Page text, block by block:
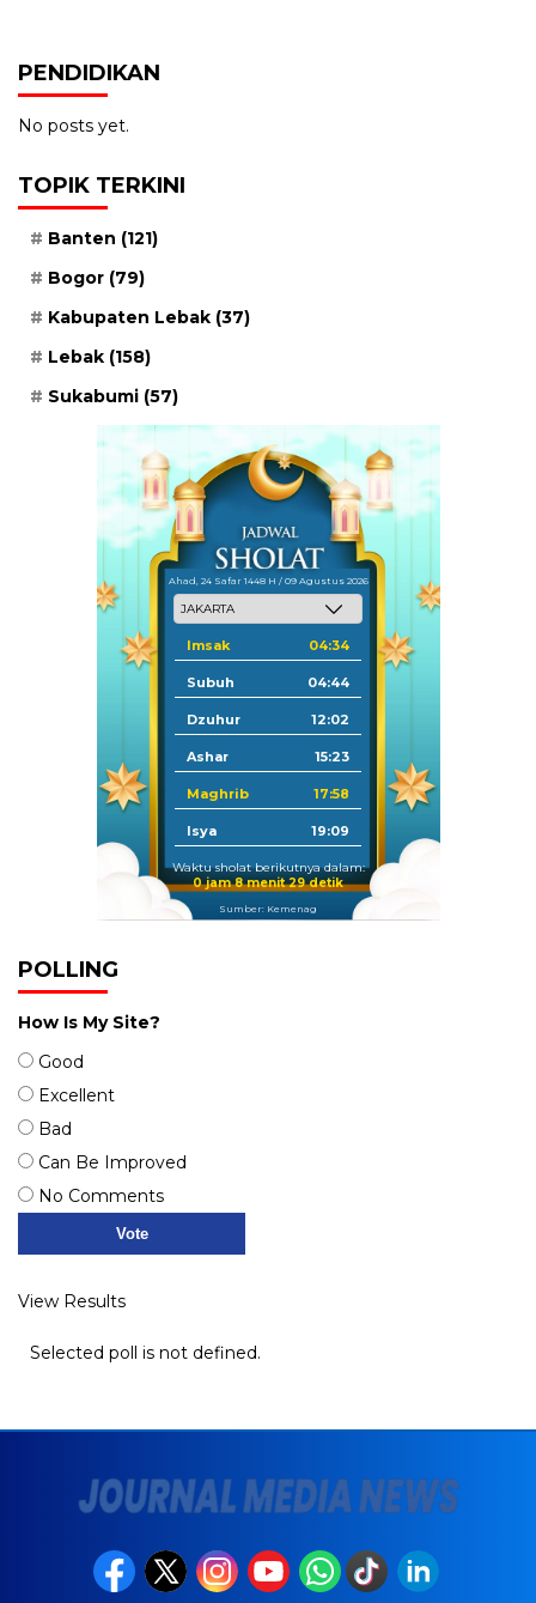
PENDIDIKAN
No posts yet.
TOPIK TERKINI
Banten (121)
Bogor (79)
Kabupaten Lebak (37)
Lebak (158)
Sukabumi (57)
Ahad, 24 Safar 1448 H / 09 Agustus 2026
Imsak 04:34
Subuh 04:44
Dzuhur 12:02
Ashar 15:23
Maghrib 17:58
Isya 19:09
Waktu sholat berikutnya dalam:
0 jam 8 menit 28 detik
Sumber: Kemenag
POLLING
How Is My Site?
Good
Excellent
Bad
Can Be Improved
No Comments
View Results
Selected poll is not defined.